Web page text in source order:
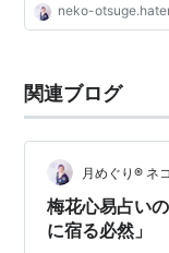
neko-
関連ブログ
月めぐり®︎ ネ
梅花心易占い
に宿る必然」